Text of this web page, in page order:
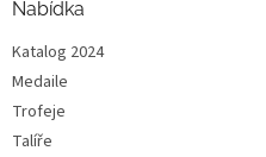
Nabídka
Katalog 2024
Medaile
Trofeje
Talíře